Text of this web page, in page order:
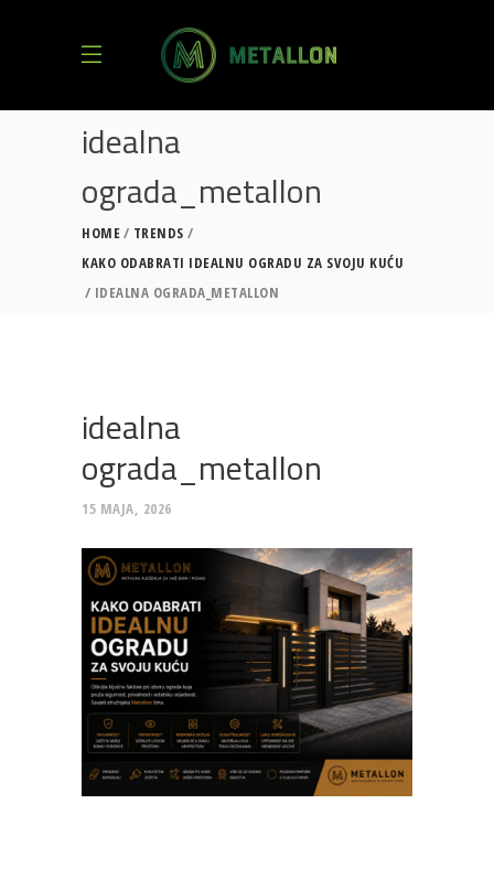
idealna
ograda_metallon
HOME
TRENDS
KAKO ODABRATI IDEALNU OGRADU ZA SVOJU KUĆU
IDEALNA OGRADA_METALLON
idealna
ograda_metallon
15 MAJA, 2026